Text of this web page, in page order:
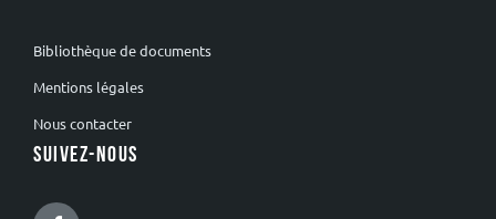
Bibliothèque de documents
Mentions légales
Nous contacter
SUIVEZ-NOUS